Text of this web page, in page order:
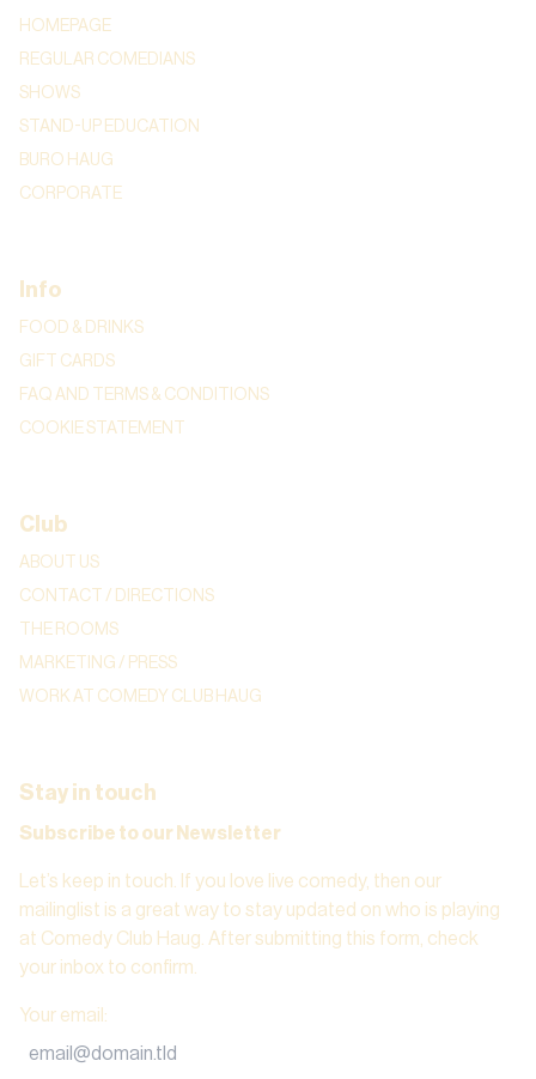
HOMEPAGE
REGULAR COMEDIANS
SHOWS
STAND-UP EDUCATION
BURO HAUG
CORPORATE
Info
FOOD & DRINKS
GIFT CARDS
FAQ AND TERMS & CONDITIONS
COOKIE STATEMENT
Club
ABOUT US
CONTACT / DIRECTIONS
THE ROOMS
MARKETING / PRESS
WORK AT COMEDY CLUB HAUG
Stay in touch
Subscribe to our Newsletter
Let’s keep in touch. If you love live comedy, then our
mailinglist is a great way to stay updated on who is playing
at Comedy Club Haug. After submitting this form, check
your inbox to confirm.
Your email :